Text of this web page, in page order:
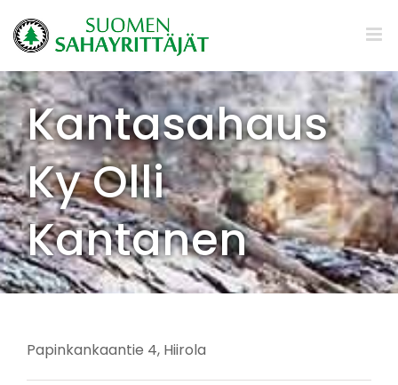
to
content
Kantasahaus
Ky Olli
Kantanen
Papinkankaantie 4, Hiirola